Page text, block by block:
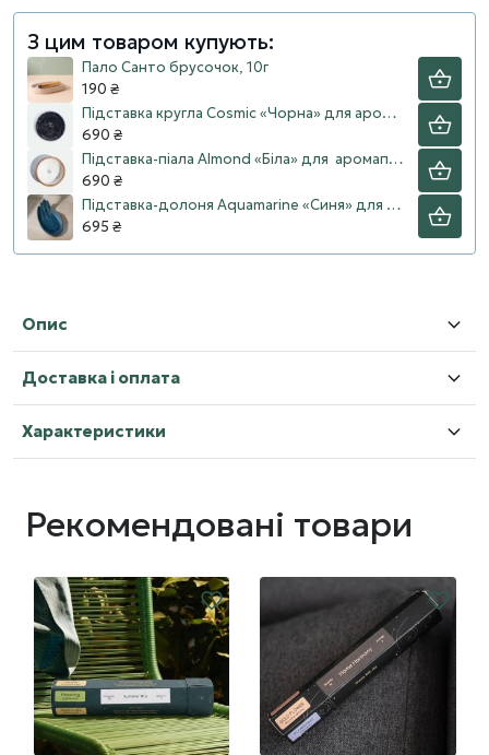
З цим товаром купують:
Пало Санто брусочок, 10г
190 ₴
Підставка кругла Cosmic «Чорна» для аромапаличок, пало санто
690 ₴
Підставка-піала Almond «Біла» для аромапаличок, пало санто
690 ₴
Підставка-долоня Aquamarine «Синя» для аромапаличок, пало санто
695 ₴
Опис
Доставка і оплата
Характеристики
Рекомендовані товари